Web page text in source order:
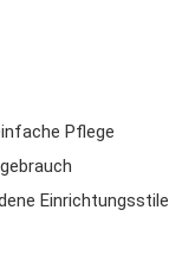
Pflege
Einrichtungsstile